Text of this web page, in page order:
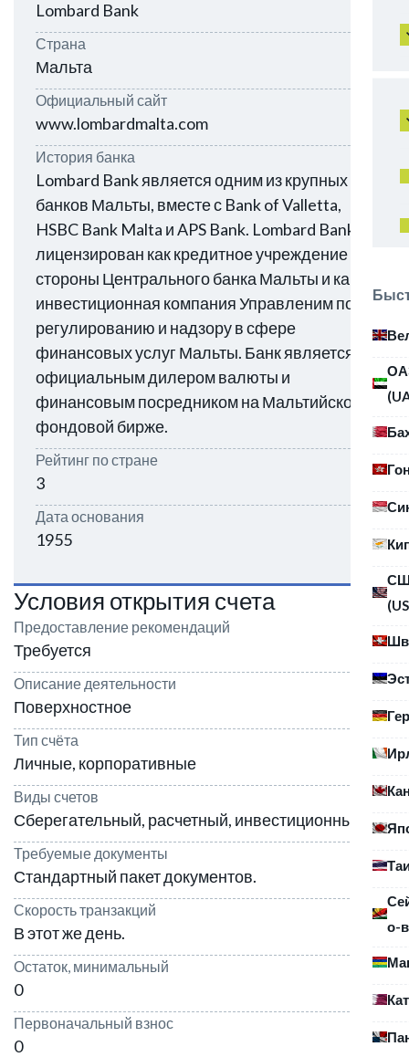
о-
Lombard Bank
Страна
Мальта
Официальный сайт
www.lombardmalta.com
История банка
Lombard Bank является одним из крупных
банков Мальты, вместе с Bank of Valletta,
HSBC Bank Malta и APS Bank. Lombard Bank
лицензирован как кредитное учреждение со
стороны Центрального банка Мальты и как
инвестиционная компания Управленим по
регулированию и надзору в сфере
финансовых услуг Мальты. Банк является
официальным дилером валюты и
финансовым посредником на Мальтийской
фондовой бирже.
Рейтинг по стране
3
Дата основания
1955
Условия открытия счета
Предоставление рекомендаций
Требуется
Описание деятельности
Поверхностное
Тип счёта
Личные, корпоративные
Виды счетов
Сберегательный, расчетный, инвестиционные.
Требуемые документы
Стандартный пакет документов.
Скорость транзакций
В этот же день.
Остаток, минимальный
0
Первоначальный взнос
0